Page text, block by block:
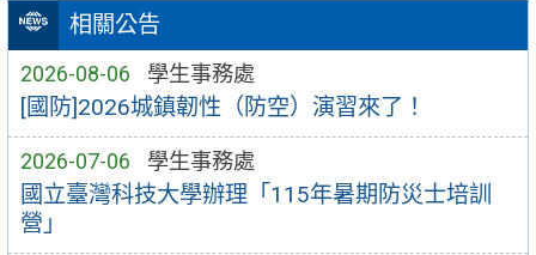
相關公告
2026-08-06 學生事務處
[國防]2026城鎮韌性（防空）演習來了！
2026-07-06 學生事務處
國立臺灣科技大學辦理「115年暑期防災士培訓
營」